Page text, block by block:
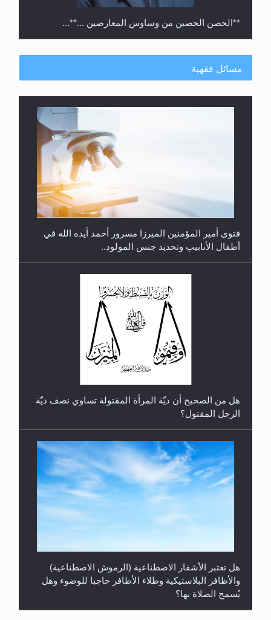
**الحصن الحصين من وساوس المعارضين ...**...
رأيٌ في لغة المسيح الموعود عليه السلام.. 4...
مسائل فقهية
فتوى أمير المؤمنين الميرزا مسرور أحمد أيده الله في
أطفال الأنابيب وتحديد جنس المولود..
هل من الصحيح أن ديّة المرأة المقتولة تساوي نصف ديّة
الرجل المقتول؟
هل تعتبر الأشفار الاصطناعية (الرموش الاصطناعية)
والأظافر البلاستيكية وطلاء الأظافر حاجبا للوضوء وهل
يُسمح الصلاة بها؟